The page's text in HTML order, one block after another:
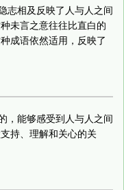
志相及反映了人与人之间
未言之意往往比直白的
成语依然适用，反映了
，能够感受到人与人之间
持、理解和关心的关